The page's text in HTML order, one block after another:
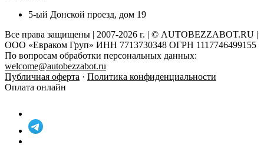
5-ый Донской проезд, дом 19
Все права защищены | 2007-2026 г. | © AUTOBEZZABOT.RU |
ООО «Евраком Груп» ИНН 7713730348 ОГРН 1117746499155
По вопросам обработки персональных данных:
welcome@autobezzabot.ru
Публичная оферта · Политика конфиденциальности
Оплата онлайн